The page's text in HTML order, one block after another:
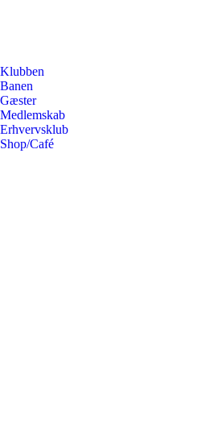
Klubben
Banen
Gæster
Medlemskab
Erhvervsklub
Shop/Café